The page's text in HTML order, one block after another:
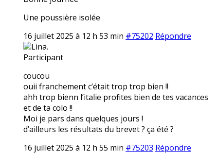
Une poussière isolée
16 juillet 2025 à 12 h 53 min #75202 Répondre
Lina.
Participant
coucou
ouii franchement c’était trop trop bien !!
ahh trop bienn l’italie profites bien de tes vacances
et de ta colo !!
Moi je pars dans quelques jours !
d’ailleurs les résultats du brevet ? ça été ?
16 juillet 2025 à 12 h 55 min #75203 Répondre